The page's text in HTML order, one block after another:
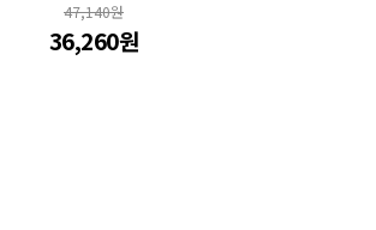
47,140원
36,260원